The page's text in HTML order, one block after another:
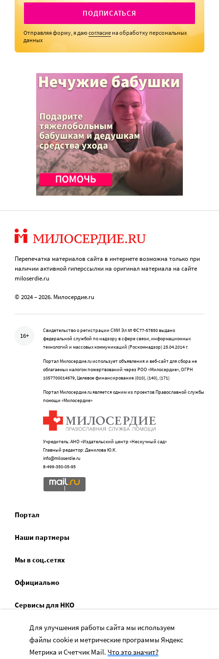
ПОДПИСАТЬСЯ
Отправляя форму, я даюсогласие на обработку персональных
данных
Перепечатка материалов сайта в интернете возможна только при
наличии активной гиперссылки на оригинал материала на сайте
miloserdie.ru
© 2024 – 2026. Милосердие.ru
16+
Свидетельство о регистрации СМИ Эл № ФС77-57850 выдано
федеральной службой по надзору в сфере связи, информационных
технологий и массовых коммуникаций (Роскомнадзор) 25.04.2014 г.
Портал Милосердие.ru использует объявления и веб-сайт для сбора не
облагаемых налогом пожертвований через РОО «Милосердие», ОГРН
1057700014679, Целевое финансирование (010), (140), (171)
Портал Милосердие.ru является одним из проектов Православной службы
помощи «Милосердие»
Учредитель: АНО «Издательский центр «Нескучный сад»
Главный редактор: Данилова Ю.К.
info@miloserdie.ru
8-499-350-05-95
Портал
Наши партнеры
Мы в соц.сетях
Официально
Сервисы для НКО
Спецпроекты
Социальное служение
Для улучшения работы сайта мы используем
файлы cookie и метрические программы Яндекс
Метрика и Счетчик Mail. Что это значит?